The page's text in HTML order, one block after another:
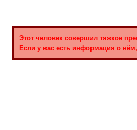
навигации
поиску
Этот человек совершил тяжкое
Если у вас есть информация о